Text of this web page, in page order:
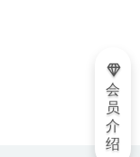
会
员
介
绍